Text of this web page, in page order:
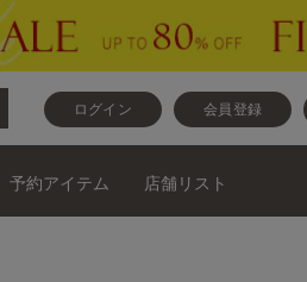
ログイン 会員登録
予約アイテム 店舗リスト